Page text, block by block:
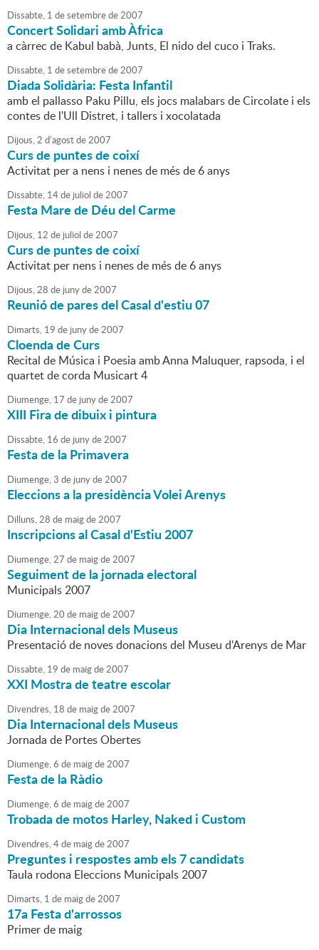
Dissabte, 1 desetembrede2007
Concert Solidari amb Àfrica
a càrrec de Kabul babà, Junts, El nido del cuco i Traks.
Dissabte, 1 desetembrede2007
Diada Solidària: Festa Infantil
amb el pallasso Paku Pillu, els jocs malabars de Circolate i els
contes de l'Ull Distret, i tallers i xocolatada
Dijous,2 d'agostde2007
Curs de puntes de coixí
Activitat per a nens i nenes de més de 6 anys
Dissabte, 14de juliol de2007
Festa Mare de Déu del Carme
Dijous, 12 de juliol de2007
Curs de puntes de coixí
Activitat per nens i nenes de més de 6 anys
Dijous,28 de junyde2007
Reunió de pares del Casal d'estiu 07
Dimarts, 19 de junyde2007
Cloenda de Curs
Recital de Música i Poesia amb Anna Maluquer, rapsoda, i el
quartet de corda Musicart 4
Diumenge, 17 de junyde2007
XIII Fira de dibuix i pintura
Dissabte, 16 de junyde2007
Festa de la Primavera
Diumenge,3 de junyde2007
Eleccions a la presidència Volei Arenys
Dilluns,28 de maigde2007
Inscripcions al Casal d'Estiu 2007
Diumenge,27 de maigde2007
Seguiment de la jornada electoral
Municipals 2007
Diumenge,20 de maigde2007
Dia Internacional dels Museus
Presentació de noves donacions del Museu d'Arenys de Mar
Dissabte, 19 de maigde2007
XXI Mostra de teatre escolar
Divendres, 18 de maigde2007
Dia Internacional dels Museus
Jornada de Portes Obertes
Diumenge,6 de maigde2007
Festa de la Ràdio
Diumenge,6 de maigde2007
Trobada de motos Harley, Naked i Custom
Divendres,4de maigde2007
Preguntes i respostes amb els 7 candidats
Taula rodona Eleccions Municipals 2007
Dimarts, 1 de maigde2007
17a Festa d'arrossos
Primer de maig